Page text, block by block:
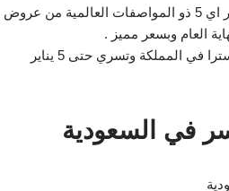
اقتني الان لابتوب ايسر اسبر كور اي 5 ذو المواصفات العالمية من عروض
العام وبسعر مميز .
يتوفر العرض في جميع فروع اكسترا في المملكة وتسري حتى 5 يناير
في السعودية